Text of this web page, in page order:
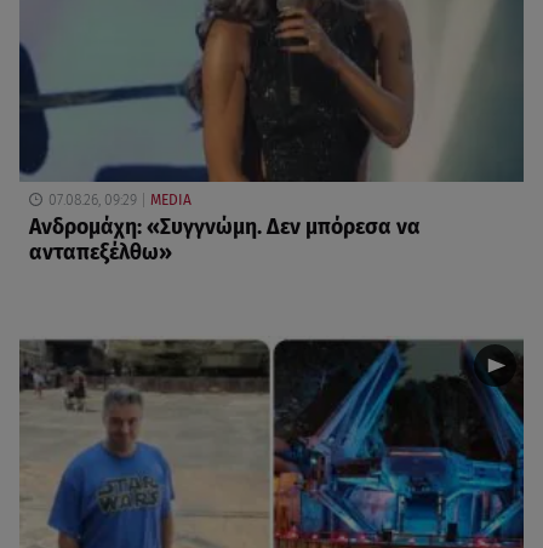
07.08.26, 09:29 MEDIA
Ανδρομάχη: «Συγγνώμη. Δεν μπόρεσα να
ανταπεξέλθω»